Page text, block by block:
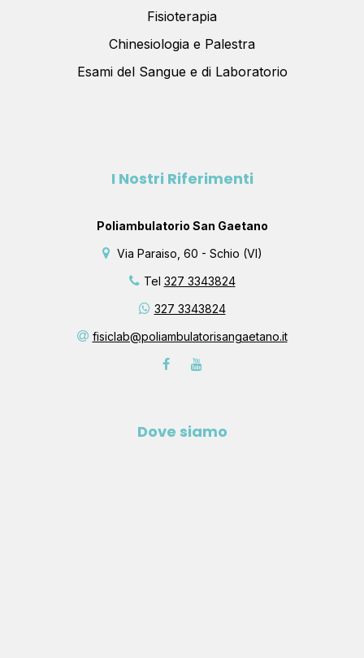
Fisioterapia
Chinesiologia e Palestra
Esami del Sangue e di Laboratorio
I Nostri Riferimenti
Poliambulatorio San Gaetano
Via Paraiso, 60 - Schio (VI)
Tel 327 3343824
327 3343824
fisiclab@poliambulatorisangaetano.it
Dove siamo